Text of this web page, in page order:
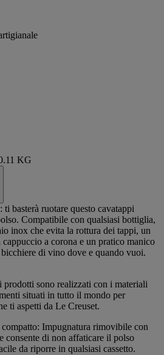
KG
basterà ruotare questo cavatappi
Compatibile con qualsiasi bottiglia,
inox che evita la rottura dei tappi, un
a corona e un pratico manico
di vino dove e quando vuoi.
prodotti sono realizzati con i materiali
situati in tutto il mondo per
ti aspetti da Le Creuset.
Impugnatura rimovibile con
consente di non affaticare il polso
da riporre in qualsiasi cassetto.